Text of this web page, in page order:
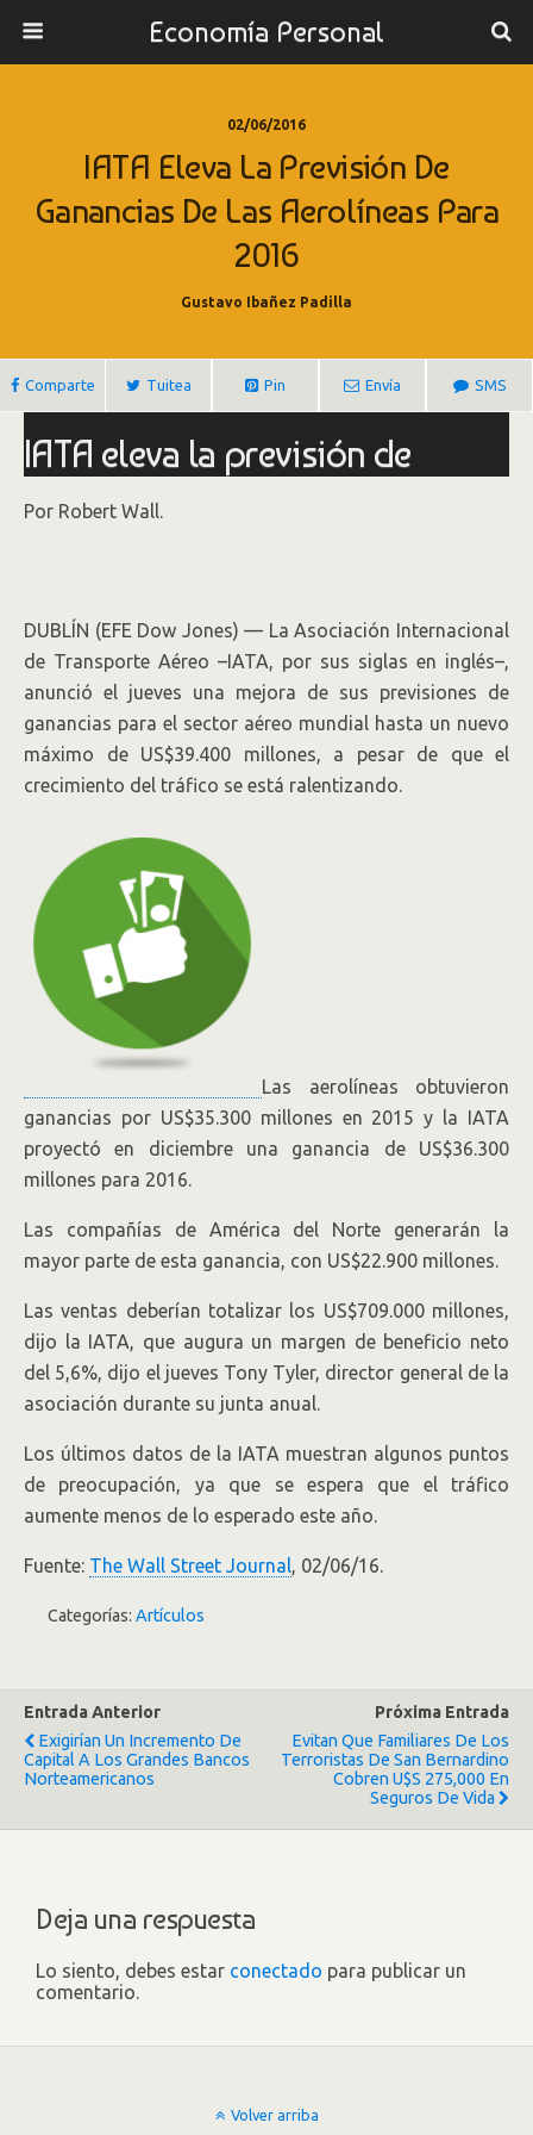
Economía Personal
02/06/2016
IATA Eleva La Previsión De
Ganancias De Las Aerolíneas Para
2016
Gustavo Ibañez Padilla
Comparte Tuitea Pin Envía SMS
IATA eleva la previsión de
ganancias de las aerolíneas
Por Robert Wall.
DUBLÍN (EFE Dow Jones) — La Asociación Internacional
de Transporte Aéreo –IATA, por sus siglas en inglés–,
anunció el jueves una mejora de sus previsiones de
ganancias para el sector aéreo mundial hasta un nuevo
máximo de US$39.400 millones, a pesar de que el
crecimiento del tráfico se está ralentizando.
Las aerolíneas obtuvieron
ganancias por US$35.300 millones en 2015 y la IATA
proyectó en diciembre una ganancia de US$36.300
millones para 2016.
Las compañías de América del Norte generarán la
mayor parte de esta ganancia, con US$22.900 millones.
Las ventas deberían totalizar los US$709.000 millones,
dijo la IATA, que augura un margen de beneficio neto
del 5,6%, dijo el jueves Tony Tyler, director general de la
asociación durante su junta anual.
Los últimos datos de la IATA muestran algunos puntos
de preocupación, ya que se espera que el tráfico
aumente menos de lo esperado este año.
Fuente: The Wall Street Journal, 02/06/16.
Categorías: Artículos
Entrada Anterior
Exigirían Un Incremento De
Capital A Los Grandes Bancos
Norteamericanos
Próxima Entrada
Evitan Que Familiares De Los
Terroristas De San Bernardino
Cobren U$S 275,000 En
Seguros De Vida
Deja una respuesta
Lo siento, debes estar conectado para publicar un
comentario.
Volver arriba